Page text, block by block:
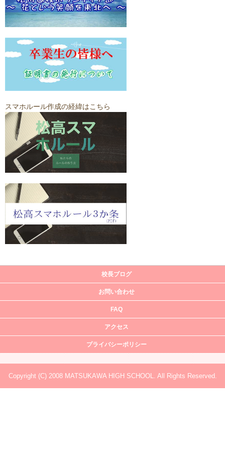
スマホルール作成の経緯はこちら
校長ブログ
お問い合わせ
FAQ
アクセス
プライバシーポリシー
Copyright (C) 2008 MATSUKAWA HIGH SCHOOL. All Rights Reserved.